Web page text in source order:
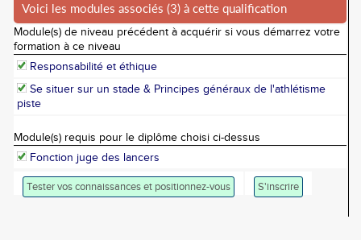
Voici les modules associés (3) à cette qualification
Module(s) de niveau précédent à acquérir si vous démarrez votre
formation à ce niveau
Responsabilité et éthique
Se situer sur un stade & Principes généraux de l'athlétisme
piste
Module(s) requis pour le diplôme choisi ci-dessus
Fonction juge des lancers
Tester vos connaissances et positionnez-vous S'inscrire